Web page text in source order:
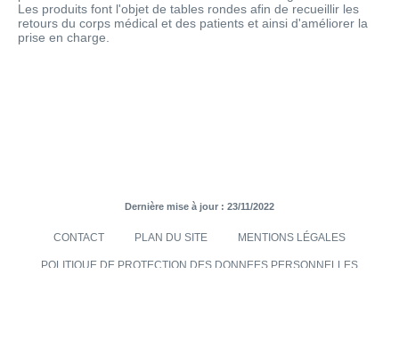
Les produits font l'objet de tables rondes afin de recueillir les
retours du corps médical et des patients et ainsi d'améliorer la
prise en charge.
Dernière mise à jour : 23/11/2022
CONTACT PLAN DU SITE MENTIONS LÉGALES
POLITIQUE DE PROTECTION DES DONNEES PERSONNELLES